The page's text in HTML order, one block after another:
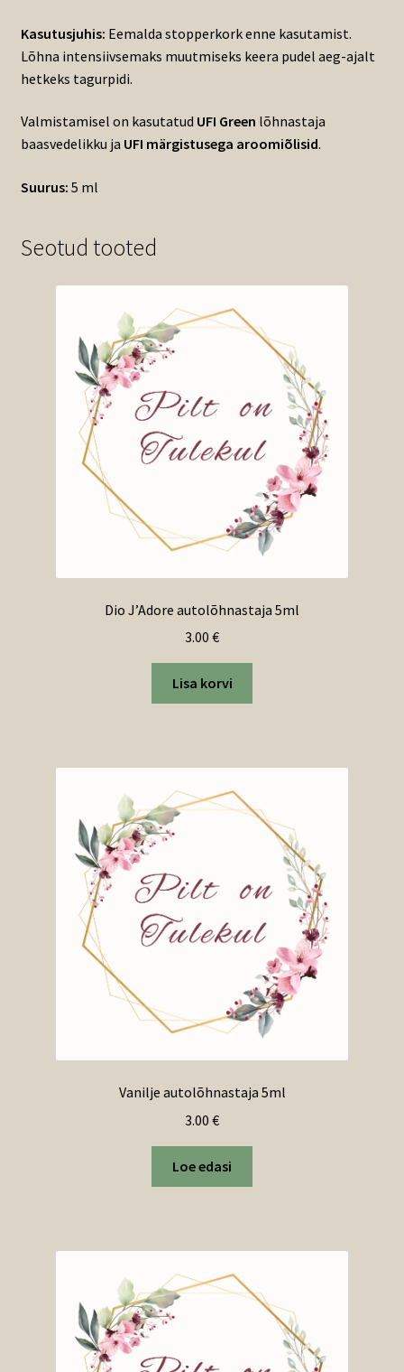
Kasutusjuhis: Eemalda stopperkork enne kasutamist.
Lõhna intensiivsemaks muutmiseks keera pudel aeg-ajalt
hetkeks tagurpidi.
Valmistamisel on kasutatud UFI Green lõhnastaja
baasvedelikku ja UFI märgistusega aroomiõlisid.
Suurus: 5 ml
Seotud tooted
Dio J’Adore autolõhnastaja 5ml
3.00 €
Lisa korvi
Vanilje autolõhnastaja 5ml
3.00 €
Loe edasi